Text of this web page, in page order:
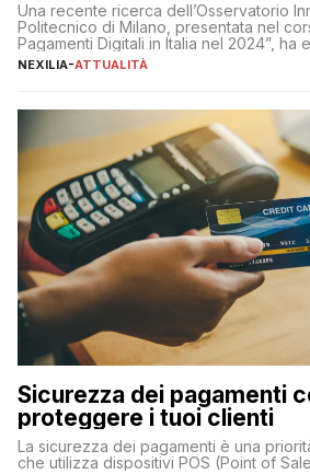
Una recente ricerca dell’Osservatorio
Politecnico di Milano, presentata nel
Pagamenti Digitali in Italia nel 2024”, ha
definitivi del primo semestre 2024
NEXILIA-ATTUALITÀ
Sicurezza dei pagamenti
proteggere i tuoi clienti
La sicurezza dei pagamenti è una
che utilizza dispositivi POS (Point of